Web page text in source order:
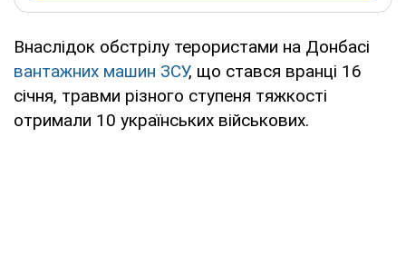
Внаслідок обстрілу терористами на Донбасі
вантажних машин ЗСУ, що стався вранці 16
січня, травми різного ступеня тяжкості
отримали 10 українських військових.